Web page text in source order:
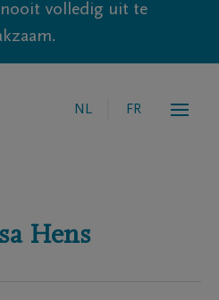
volledig uit te
NL FR
Hens